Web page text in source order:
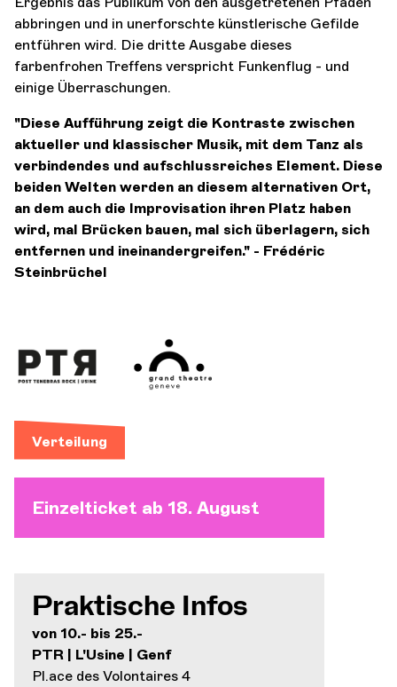
abbringen und in unerforschte künstlerische Gefilde
entführen wird. Die dritte Ausgabe dieses
farbenfrohen Treffens verspricht Funkenflug - und
einige Überraschungen.
"Diese Aufführung zeigt die Kontraste zwischen
aktueller und klassischer Musik, mit dem Tanz als
verbindendes und aufschlussreiches Element. Diese
beiden Welten werden an diesem alternativen Ort,
an dem auch die Improvisation ihren Platz haben
wird, mal Brücken bauen, mal sich überlagern, sich
entfernen und ineinandergreifen." - Frédéric
Steinbrüchel
Verteilung
Einzelticket ab 18. August
Praktische Infos
von 10.- bis 25.-
PTR | L'Usine | Genf
Pl.ace des Volontaires 4